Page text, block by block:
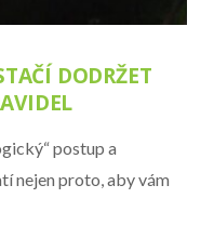
DODRŽET
postup a
nejen proto, aby vám